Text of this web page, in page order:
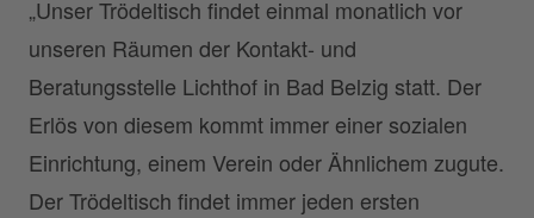
„Unser Trödeltisch findet einmal monatlich vor
unseren Räumen der Kontakt- und
Beratungsstelle Lichthof in Bad Belzig statt. Der
Erlös von diesem kommt immer einer sozialen
Einrichtung, einem Verein oder Ähnlichem zugute.
Der Trödeltisch findet immer jeden ersten